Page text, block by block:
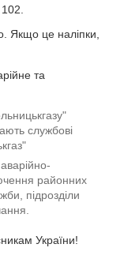
Якщо це наліпки,
та
службові
районних
підрозділи
України!